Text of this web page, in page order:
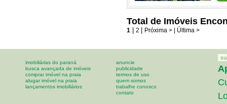
Total de Imóveis
1 2 Próxima > | Última >
imobiliárias do paraná
busca avançada de imóveis
comprar imóvel na praia
alugar imóvel na praia
lançamentos imobiliários
anuncie
publicidade
termos de uso
quem somos
trabalhe conosco
contato